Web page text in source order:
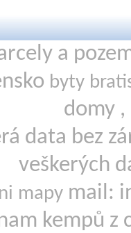
a
byty
domy ,
data bez
veškerých
mapy mail:
kempů z